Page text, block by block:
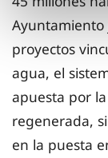
Ayuntamiento
proyectos
agua, el
apuesta por
regenerada,
en la puesta